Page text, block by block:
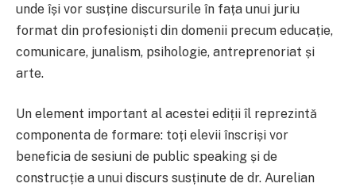
unde își vor susține discursurile în fața unui juriu
format din profesioniști din domenii precum educație,
comunicare, junalism, psihologie, antreprenoriat și
arte.
Un element important al acestei ediții îl reprezintă
componenta de formare: toți elevii înscriși vor
beneficia de sesiuni de public speaking și de
construcție a unui discurs susținute de dr. Aurelian